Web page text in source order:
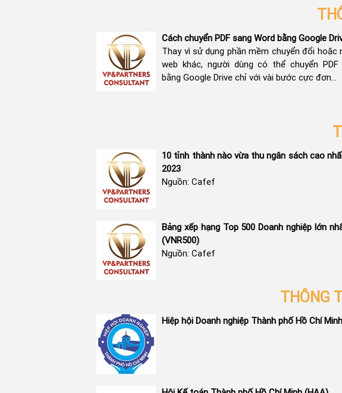
Cách chuyển PDF sang Word bằng Google
Thay vì sử dụng phần mềm chuyển đổi hoặc
web khác, người dùng có thể chuyển PDF
bằng Google Drive chỉ với vài bước cực đơn...
10 tỉnh thành nào vừa thu ngân sách cao
2023
Nguồn: Cafef
Bảng xếp hạng Top 500 Doanh nghiệp lớn
(VNR500)
Nguồn: Cafef
THÔNG
Hiệp hội Doanh nghiệp Thành phố Hồ Chí